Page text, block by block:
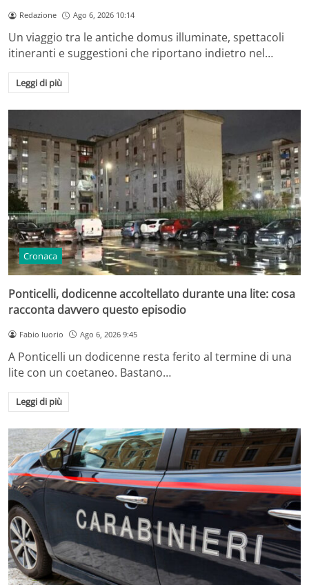
Redazione Ago 6, 2026 10:14
Un viaggio tra le antiche domus illuminate, spettacoli
itineranti e suggestioni che riportano indietro nel…
Leggi di più
Cronaca
Ponticelli, dodicenne accoltellato durante una lite: cosa
racconta davvero questo episodio
Fabio Iuorio Ago 6, 2026 9:45
A Ponticelli un dodicenne resta ferito al termine di una
lite con un coetaneo. Bastano…
Leggi di più